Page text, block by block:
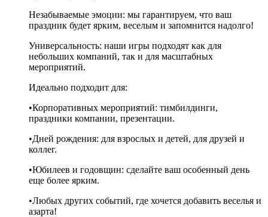
Незабываемые эмоции: мы гарантируем, что ваш
праздник будет ярким, веселым и запомнится надолго!
Универсальность: наши игры подходят как для
небольших компаний, так и для масштабных
мероприятий.
Идеально подходит для:
•Корпоративных мероприятий: тимбилдинги,
праздники компании, презентации.
•Дней рождения: для взрослых и детей, для друзей и
коллег.
•Юбилеев и годовщин: сделайте ваш особенный день
еще более ярким.
•Любых других событий, где хочется добавить веселья и
азарта!